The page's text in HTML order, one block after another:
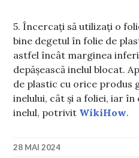
5. Încercați să utilizați o
bine degetul în folie de
astfel încât marginea
depășească inelul blocat.
de plastic cu orice produs
inelului, cât și a foliei, iar în
inelul, potrivit WikiHow.
28 MAI 2024